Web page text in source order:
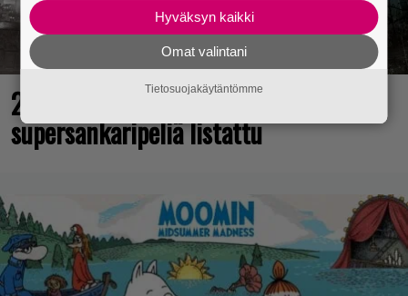
25 kaikkien aikojen parasta
supersankaripeliä listattu
Hyväksyn kaikki
Omat valintani
Tietosuojakäytäntömme